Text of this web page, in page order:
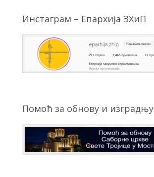
Инстаграм – Епархија ЗХиП
Помоћ за обнову и изградњу